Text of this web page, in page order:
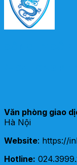
Văn phòng giao
Hà Nội
Website: https://
Hotline: